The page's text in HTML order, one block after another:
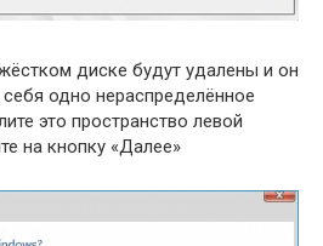
диске будут удалены и он
одно нераспределённое
это пространство левой
на кнопку «Далее»